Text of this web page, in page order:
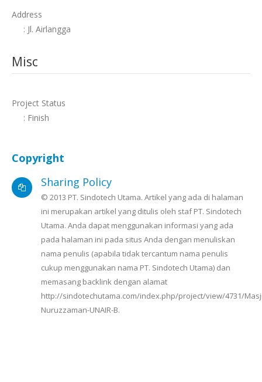
Address
: Jl. Airlangga
Misc
Project Status
: Finish
Copyright
Sharing Policy
© 2013 PT. Sindotech Utama. Artikel yang ada di halaman
ini merupakan artikel yang ditulis oleh staf PT. Sindotech
Utama. Anda dapat menggunakan informasi yang ada
pada halaman ini pada situs Anda dengan menuliskan
nama penulis (apabila tidak tercantum nama penulis
cukup menggunakan nama PT. Sindotech Utama) dan
memasang backlink dengan alamat
http://sindotechutama.com/index.php/project/view/4731/
Nuruzzaman-UNAIR-B.